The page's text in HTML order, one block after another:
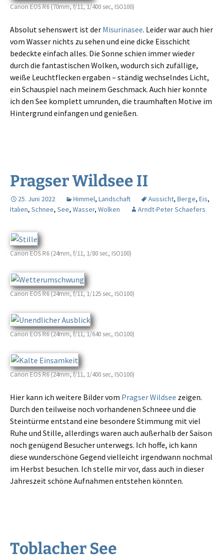
Canon EOS R6 (70mm, f/11, 1/400 sec, ISO100)
Absolut sehens­wert ist der Misurinasee. Leider war auch hier
vom Wasser nichts zu sehen und eine dicke Eisschicht
bedeck­te einfach alles. Die Sonne schien immer wieder
durch die fantas­ti­schen Wolken, wodurch sich zufäl­li­ge,
weiße Leuchtflecken ergaben – ständig wechseln­des Licht,
ein Schauspiel nach meinem Geschmack. Auch hier konnte
ich den See komplett umrun­den, die traum­haf­ten Motive im
Hintergrund einfan­gen und genießen.
Pragser Wildsee II
25. Juni 2022 Himmel, Landschaft Aussicht, Berge, Eis,
Italien, Schnee, See, Wasser, Wolken Arndt-Peter Schaefers
Canon EOS R6 (24mm, f/11, 1/80 sec, ISO100)
Canon EOS R6 (24mm, f/11, 1/125 sec, ISO100)
Canon EOS R6 (24mm, f/11, 1/640 sec, ISO100)
Canon EOS R6 (24mm, f/11, 1/400 sec, ISO100)
Hier kann ich weite­re Bilder vom Pragser Wildsee zeigen.
Durch den teilwei­se noch vorhan­de­nen Schneee und die
Steintürme entstand eine beson­de­re Stimmung mit viel
Ruhe und Stille, aller­dings waren auch außer­halb der Saison
noch genügend Besucher unter­wegs. Ich hoffe, ich kann
diese wunder­schö­ne Gegend vielleicht irgend­wann nochmal
im Herbst besuchen. Ich stelle mir vor, dass auch in dieser
Jahreszeit schöne Aufnahmen entste­hen könnten.
Toblacher See